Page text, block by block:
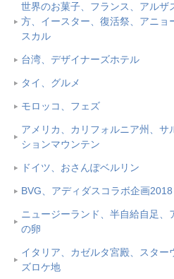
世界のお菓子、フランス、アルザ
方、イースター、復活祭、アニョ
スカル
台湾、デザイナーズホテル
タイ、グルメ
モロッコ、フェズ
アメリカ、カリフォルニア州、サ
ションマウンテン
ドイツ、おさんぽベルリン
BVG、アディダスコラボ企画2018
ニュージーランド、半自給自足、
の卵
イタリア、カゼルタ宮殿、スター
ズロケ地